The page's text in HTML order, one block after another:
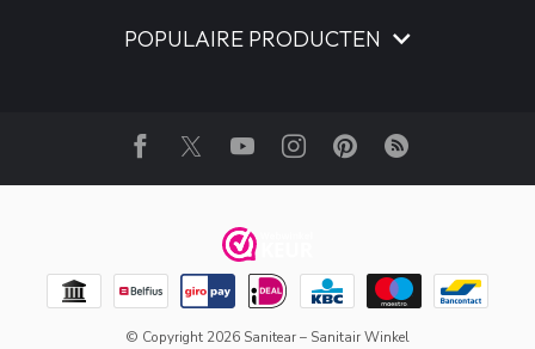
POPULAIRE PRODUCTEN
© Copyright 2026 Sanitear – Sanitair Winkel